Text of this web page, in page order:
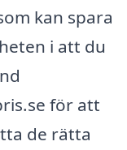
kan spara
i att du
för att
de rätta